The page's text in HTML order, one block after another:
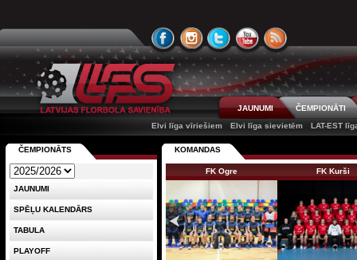
JAUNUMI
ČEMPIONĀTI
Elvi līga vīriešiem
Elvi līga sievietēm LAT-EST
KOMANDAS
FK Ogre FK Kurši
ČEMPIONĀTS
JAUNUMI
SPĒĻU KALENDĀRS
TABULA
PLAYOFF